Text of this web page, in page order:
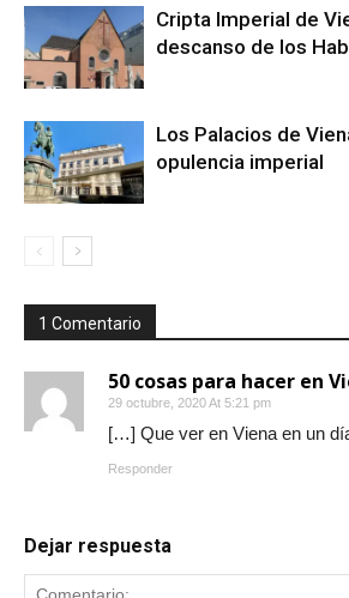
Cripta Imperial de
descanso de los
Los Palacios de
opulencia imperial
1 Comentario
50 cosas para hacer en
29 octubre, 2020 At 5:21 pm
[…] Que ver en Viena en un
Responder
Dejar respuesta